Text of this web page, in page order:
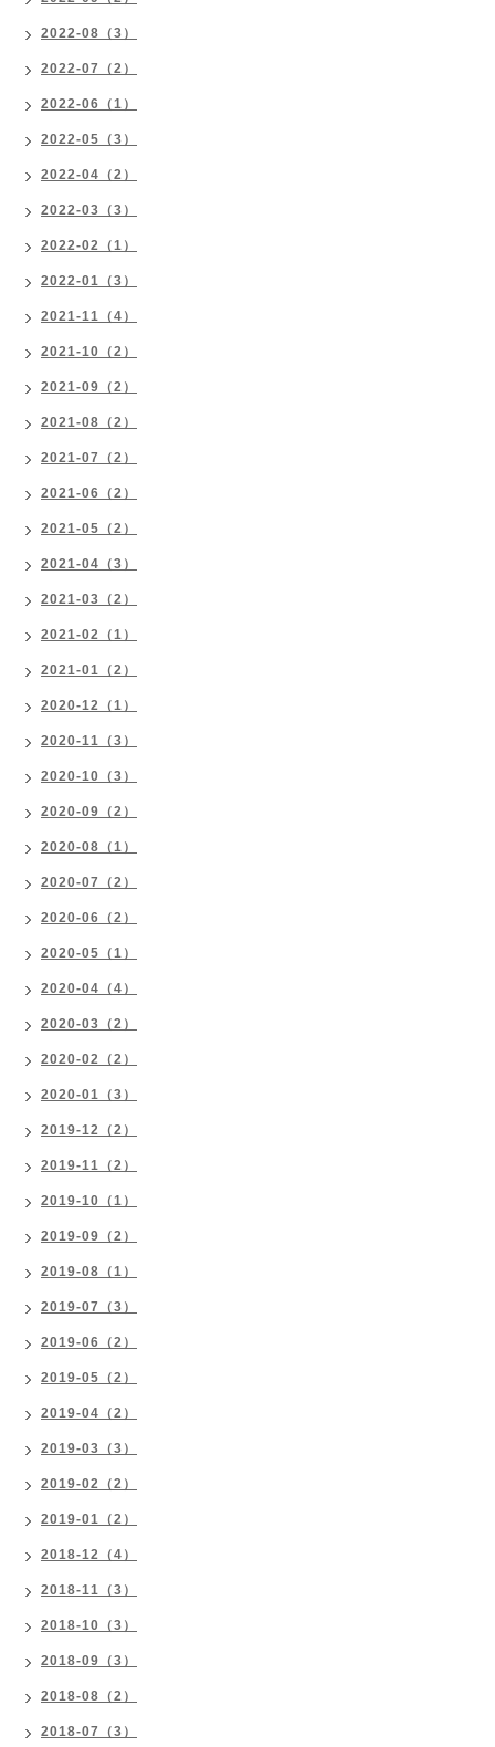
2022-08（3）
2022-07（2）
2022-06（1）
2022-05（3）
2022-04（2）
2022-03（3）
2022-02（1）
2022-01（3）
2021-11（4）
2021-10（2）
2021-09（2）
2021-08（2）
2021-07（2）
2021-06（2）
2021-05（2）
2021-04（3）
2021-03（2）
2021-02（1）
2021-01（2）
2020-12（1）
2020-11（3）
2020-10（3）
2020-09（2）
2020-08（1）
2020-07（2）
2020-06（2）
2020-05（1）
2020-04（4）
2020-03（2）
2020-02（2）
2020-01（3）
2019-12（2）
2019-11（2）
2019-10（1）
2019-09（2）
2019-08（1）
2019-07（3）
2019-06（2）
2019-05（2）
2019-04（2）
2019-03（3）
2019-02（2）
2019-01（2）
2018-12（4）
2018-11（3）
2018-10（3）
2018-09（3）
2018-08（2）
2018-07（3）